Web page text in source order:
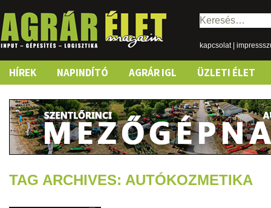
Keresés:
kapcsolat|
Skip
content
HÍREK NAPINDÍTÓ AGRÁR IGL ÜZLETI ÉLET
TAG ARCHIVES: AUTÓKOZMETIKA